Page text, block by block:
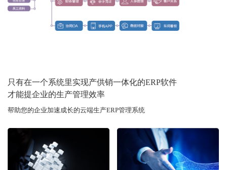
只有在一个系统里实现产供销一体化的ERP软件
才能提企业的生产管理效率
帮助您的企业加速成长的云端生产ERP管理系统